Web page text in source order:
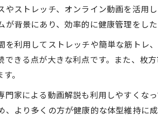
ストレッチ、オンライン動画を活用
背景にあり、効率的に健康管理をした
利用してストレッチや簡単な筋トレ
きる点が大きな利点です。また、枚
。
家による動画解説も利用しやすくな
より多くの方が健康的な体型維持に成